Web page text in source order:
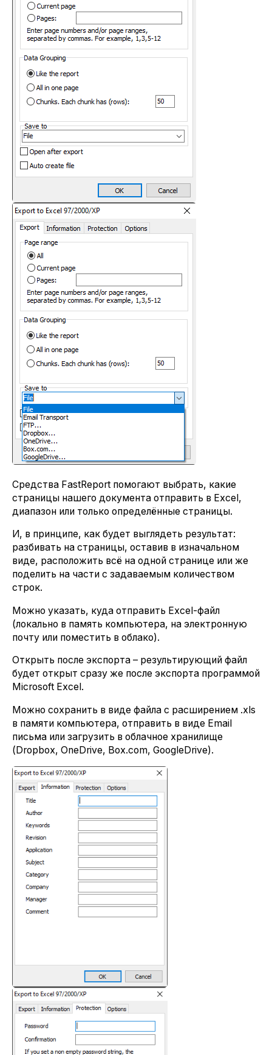
Средства FastReport помогают выбрать, какие
страницы нашего документа отправить в Excel,
диапазон или только определённые страницы.
И, в принципе, как будет выглядеть результат:
разбивать на страницы, оставив в изначальном
виде, расположить всё на одной странице или же
поделить на части с задаваемым количеством
строк.
Можно указать, куда отправить Excel-файл
(локально в память компьютера, на электронную
почту или поместить в облако).
Открыть после экспорта – результирующий файл
будет открыт сразу же после экспорта программой
Microsoft Excel.
Можно сохранить в виде файла с расширением .xls
в памяти компьютера, отправить в виде Email
письма или загрузить в облачное хранилище
(Dropbox, OneDrive, Box.com, GoogleDrive).